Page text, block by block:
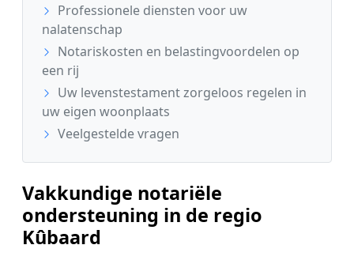
Professionele diensten voor uw
nalatenschap
Notariskosten en belastingvoordelen op
een rij
Uw levenstestament zorgeloos regelen in
uw eigen woonplaats
Veelgestelde vragen
Vakkundige notariële
ondersteuning in de regio
Kûbaard